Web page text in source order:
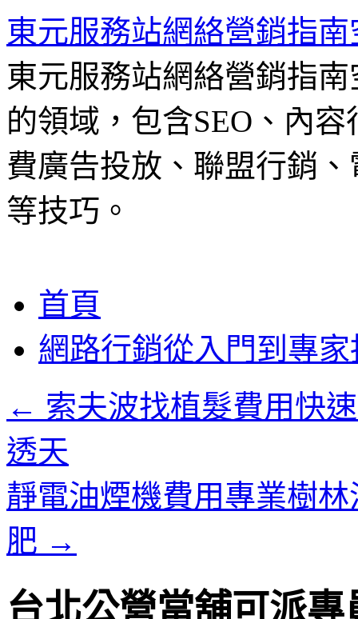
東元服務站網絡營銷指南
東元服務站網絡營銷指
的領域，包含SEO、內
費廣告投放、聯盟行銷
等技巧。
至
要
首頁
網路行銷從入門到專家
← 索夫波找植髮費用快
透天
靜電油煙機費用專業樹
肥 →
台北公營當舖可派